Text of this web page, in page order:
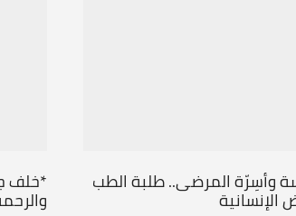
وأسِرّة المرضى.. طلبة الطب *خلف